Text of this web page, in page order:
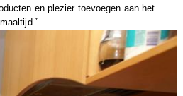
en plezier toevoegen aan het